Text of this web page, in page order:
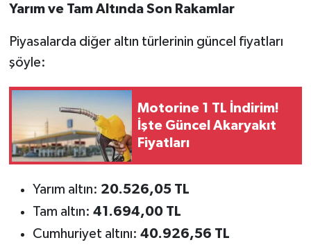
Yarım ve Tam Altında Son Rakamlar
Piyasalarda diğer altın türlerinin güncel fiyatları
şöyle:
Motorine 1 TL İndirim!
İşte Güncel Akaryakıt
Fiyatları
Yarım altın: 20.526,05 TL
Tam altın: 41.694,00 TL
Cumhuriyet altını: 40.926,56 TL